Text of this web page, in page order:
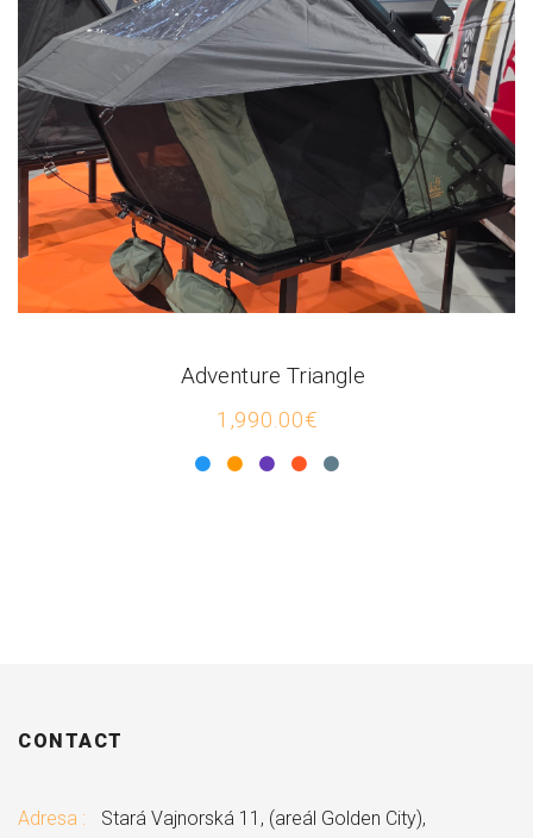
Adventure Triangle
1,990.00€
CONTACT
Adresa :
Stará Vajnorská 11, (areál Golden City),